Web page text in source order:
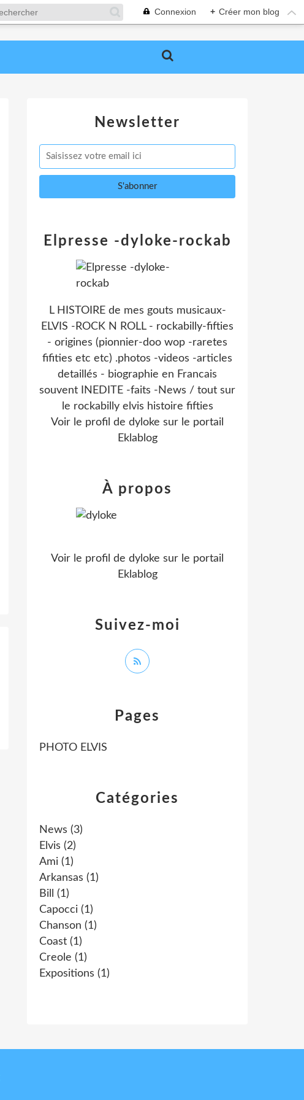
Connexion + Créer mon blog
Newsletter
Catégories
News (3)
Elvis (2)
Ami (1)
Arkansas (1)
Bill
(1)
Capocci (1)
Chanson (1)
Coast (1)
Creole (1)
Expositions (1)
Pages
PHOTO ELVIS
Elpresse -dyloke-rockab
L HISTOIRE de mes gouts musicaux-
ELVIS -ROCK N ROLL - rockabilly-fifties
- origines (pionnier-doo wop -raretes
fifities etc etc) .photos -videos -articles
detaillés - biographie en Francais
souvent INEDITE -faits -News / tout sur
le rockabilly elvis histoire fifties
Voir le profil de dyloke sur le portail
Eklablog
Suivez-moi
À propos
Voir le profil de dyloke sur le portail
Eklablog